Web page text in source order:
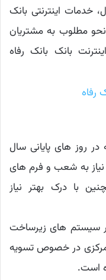
خدمات اینترنتی بانک
نحو مطلوب به مشتریان
بانک بانک رفاه
رفاه
روز های پایانی سال
نیاز به شعب و فرم های
با درک بهتر نیاز
سیستم های زیرساخت
مرکزی در خصوص تسویه
است.